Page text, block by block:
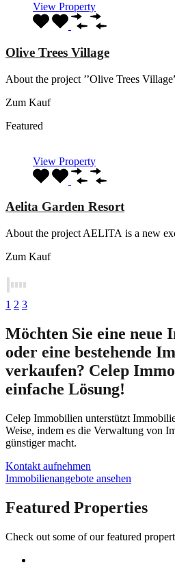
View Property
Olive Trees Village
About the project ’’Olive Trees
Zum Kauf
Featured
View Property
Aelita Garden Resort
About the project AELITA is a new
Zum Kauf
1 2 3
Möchten Sie eine neue
oder eine bestehende
verkaufen? Celep
einfache Lösung!
Celep Immobilien unterstützt
Weise, indem es die Verwaltung von
günstiger macht.​
Kontakt aufnehmen
Immobilienangebote ansehen
Featured Properties
Check out some of our featured